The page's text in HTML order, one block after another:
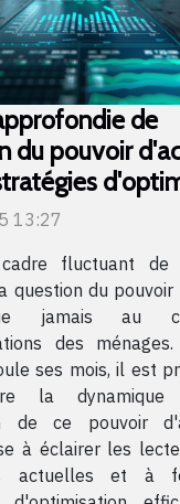
de
du pouvoir
13:27
fluctuant de
question du
jamais au
des
ses mois, il est
la
de ce pouvoir
à éclairer les
actuelles et à